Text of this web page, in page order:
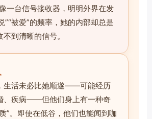
一台信号接收器，明明外界在发
”“被爱”的频率，她的内部却总是
到清晰的信号。
生活未必比她顺遂——可能经历
、疾病——但他们身上有一种奇
”。即使在低谷，他们也能闻到咖